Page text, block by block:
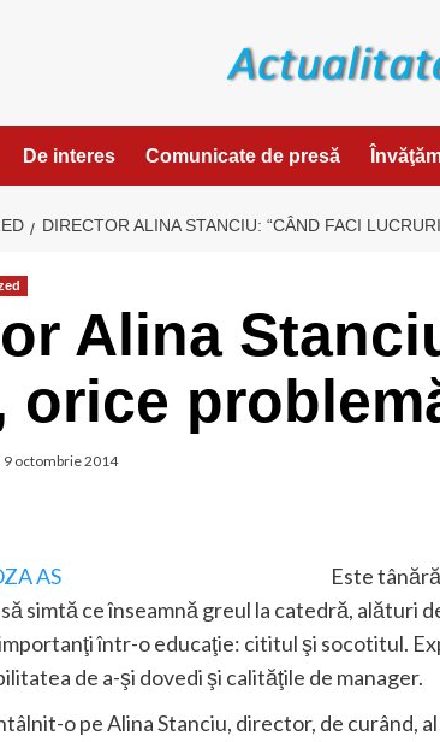
De interes Comunicate de presă
DIRECTOR ALINA STANCIU: “CÂND FACI
Alina
orice
9 octombrie 2014
Este
simtă ce înseamnă greul la catedră, alături
într-o educaţie: cititul şi socotitul.
de a-şi dovedi şi calităţile de manager.
o pe Alina Stanciu, director, de curând,